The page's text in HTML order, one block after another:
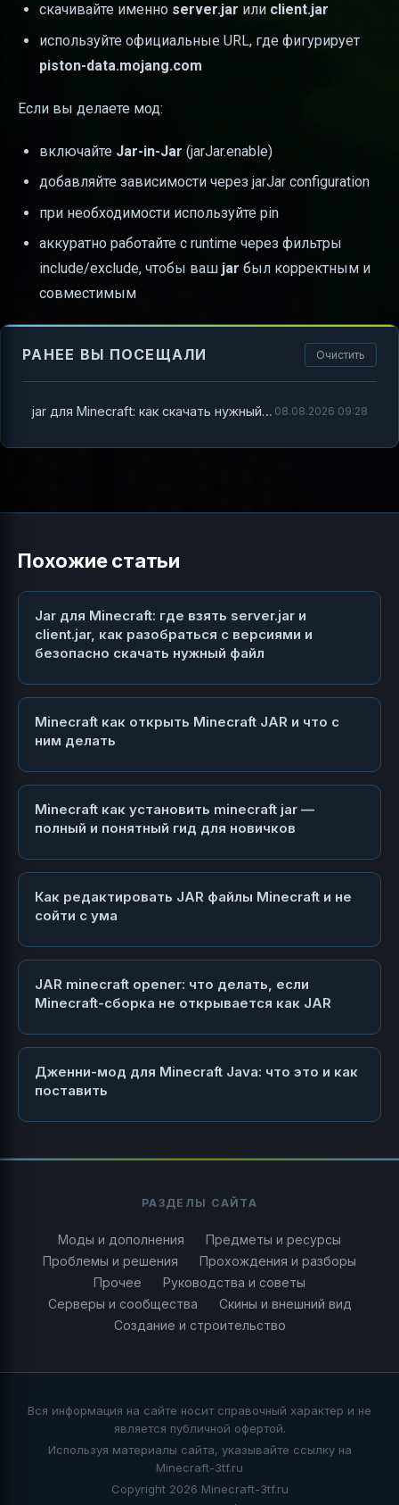
скачивайте именно server.jar или client.jar
используйте официальные URL, где фигурирует
piston-data.mojang.com
Если вы делаете мод:
включайте Jar-in-Jar (jarJar.enable)
добавляйте зависимости через jarJar configuration
при необходимости используйте pin
аккуратно работайте с runtime через фильтры
include/exclude, чтобы ваш jar был корректным и
совместимым
РАНЕЕ ВЫ ПОСЕЩАЛИ Очистить
jar для Minecraft: как скачать нужный .jar и правильно использовать его в сборках и модах 08.08.2026 09:28
Похожие статьи
Jar для Minecraft: где взять server.jar и
client.jar, как разобраться с версиями и
безопасно скачать нужный файл
Minecraft как открыть Minecraft JAR и что с
ним делать
Minecraft как установить minecraft jar —
полный и понятный гид для новичков
Как редактировать JAR файлы Minecraft и не
сойти с ума
JAR minecraft opener: что делать, если
Minecraft-сборка не открывается как JAR
Дженни-мод для Minecraft Java: что это и как
поставить
РАЗДЕЛЫ САЙТА
Моды и дополнения
Предметы и ресурсы
Проблемы и решения
Прохождения и разборы
Прочее
Руководства и советы
Серверы и сообщества
Скины и внешний вид
Создание и строительство
Вся информация на сайте носит справочный характер и не
является публичной офертой.
Используя материалы сайта, указывайте ссылку на
Minecraft-3tf.ru
Copyright 2026 Minecraft-3tf.ru